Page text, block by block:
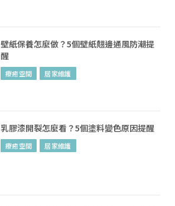
壁紙保養怎麼做？5個壁紙翹邊通風防潮提
醒
療癒空間 居家維護
乳膠漆開裂怎麼看？5個塗料變色原因提醒
療癒空間 居家維護